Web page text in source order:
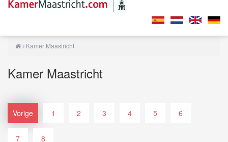
Kamer Maastricht
Kamer Maastricht
Vorige 1 2 3 4 5 6
7 8